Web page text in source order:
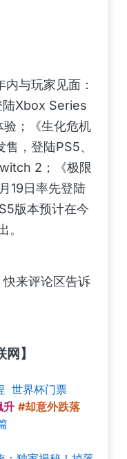
与玩家见面：
陆Xbox Series
；《生化危机
，登陆PS5、
2；《极限
19日率先登陆
版本预计在今
。
来评论区告诉
】
世界杯门票
升 #却意外跌落